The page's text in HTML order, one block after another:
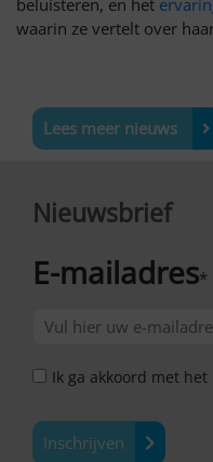
beluisteren, en het
waarin ze vertelt over
Lees meer nieuws
Nieuwsbrief
E-mailadres*
Ik ga akkoord met
Inschrijven